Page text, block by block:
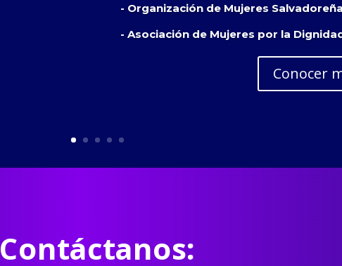
- Organización de Mujeres
- Asociación de Mujeres por la
Conocer
Contáctanos: